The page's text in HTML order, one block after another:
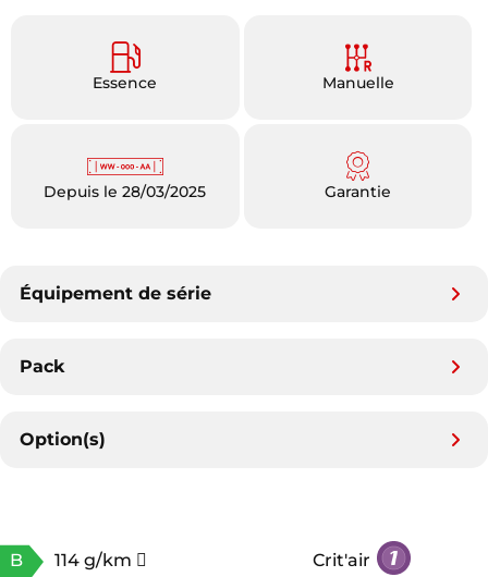
Essence Manuelle
Depuis le 28/03/2025 Garantie
Équipement de série
Pack
Option(s)
B 114 g/km Crit'air